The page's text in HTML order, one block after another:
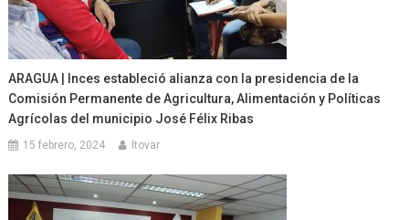
ARAGUA | Inces estableció alianza con la presidencia de la
Comisión Permanente de Agricultura, Alimentación y Políticas
Agrícolas del municipio José Félix Ribas
15 febrero, 2024 ltovar